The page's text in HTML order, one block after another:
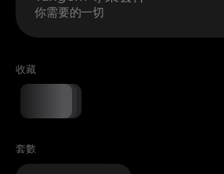
你需要的一切
收藏
套數